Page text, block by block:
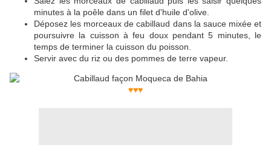
minutes à la poêle dans un filet d'huile d'olive.
Déposez les morceaux de cabillaud dans la sauce mixée et
poursuivre la cuisson à feu doux pendant 5 minutes, le
temps de terminer la cuisson du poisson.
Servir avec du riz ou des pommes de terre vapeur.
♥♥♥